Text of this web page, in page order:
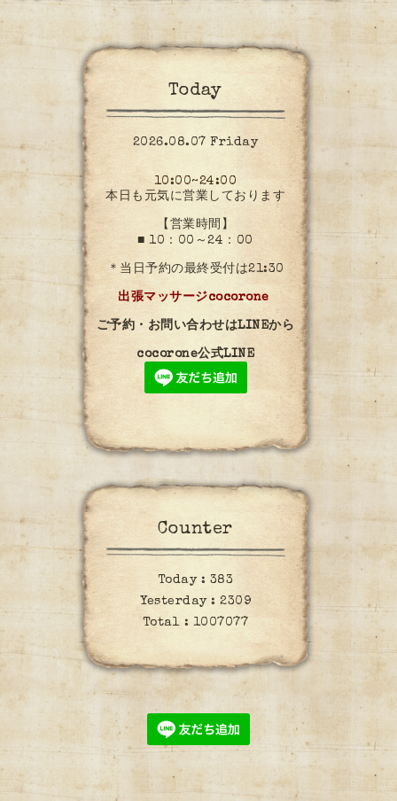
Today
2026.08.07 Friday
10:00~24:00
本日も元気に営業しております
【営業時間】
■ 10：00～24：00
＊当日予約の最終受付は21:30
出張マッサージcocorone
ご予約・お問い合わせはLINEから
cocorone公式LINE
Counter
Today : 383
Yesterday : 2309
Total : 1007077